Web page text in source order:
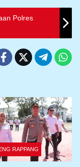
Polres
RAPPANG